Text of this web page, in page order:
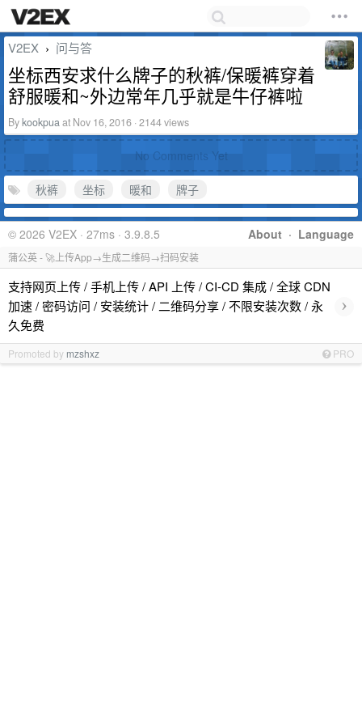
V2EX › 问与答
坐标西安求什么牌子的秋裤/保暖裤穿着
舒服暖和~外边常年几乎就是牛仔裤啦
Bykookpuaat Nov 16, 2016 · 2144 views
No Comments Yet
秋裤 坐标 暖和 牌子
About · Language
© 2026 V2EX · 27ms · 3.9.8.5
蒲公英 - 🚀上传App→生成二维码→扫码安装
支持网页上传 / 手机上传 / API 上传 / CI-CD 集成 / 全球 CDN
加速 / 密码访问 / 安装统计 / 二维码分享 / 不限安装次数 / 永
久免费
›
Promoted by mzshxz PRO